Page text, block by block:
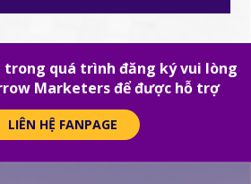
trong quá trình đăng ký vui lòng
Marketers để được hỗ trợ
LIÊN HỆ FANPAGE